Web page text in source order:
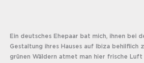
Ein deutsches Ehepaar bat mich, ihnen bei
Gestaltung ihres Hauses auf Ibiza behilflich
grünen Wäldern atmet man hier frische Luft